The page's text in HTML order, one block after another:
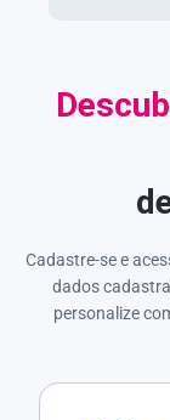
Cadastre-se e
dados
personalize